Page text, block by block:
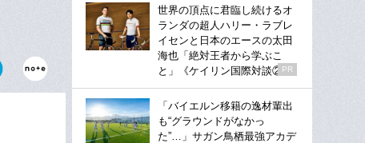
世界の頂点に君臨し続けるオ
ランダの超人ハリー・ラブレ
イセンと日本のエースの太田
海也「絶対王者から学ぶこ
と」《ケイリン国際対談②》
PR
「バイエルン移籍の逸材輩出
も“グラウンドがなかっ
た”…」サガン鳥栖最強アカデ